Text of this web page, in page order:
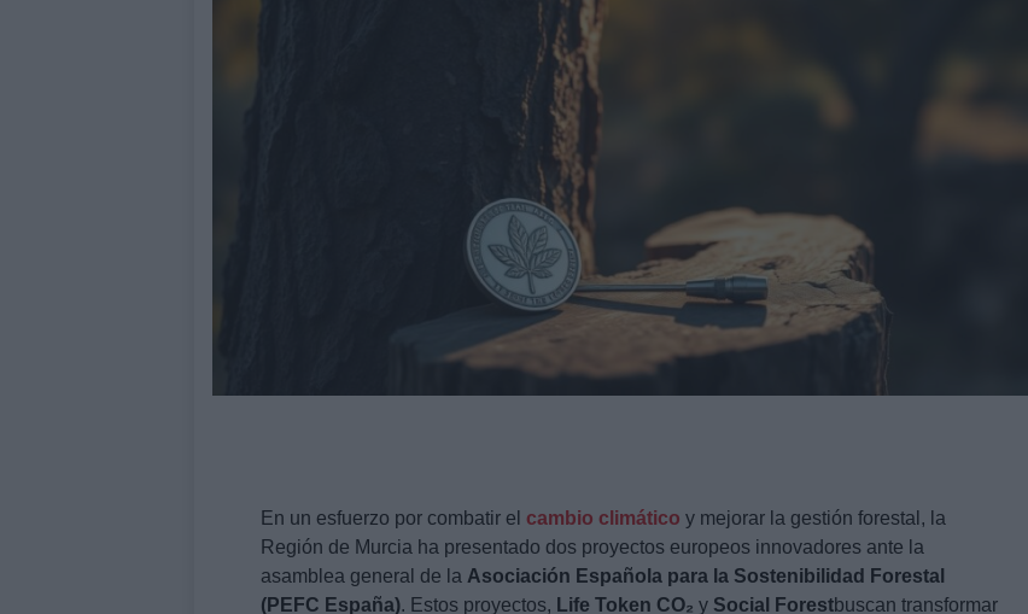
En un esfuerzo por combatir el cambio climático y mejorar la gestión forestal, la
Región de Murcia ha presentado dos proyectos europeos innovadores ante la
asamblea general de la Asociación Española para la Sostenibilidad Forestal
(PEFC España). Estos proyectos, Life Token CO₂ y Social Forestbuscan transformar